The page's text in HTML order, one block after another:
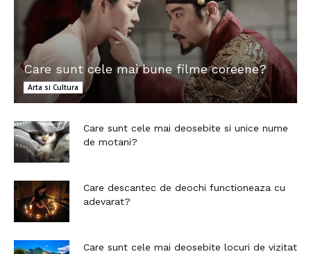
Care sunt cele mai bune filme coreene?
Arta si Cultura
Care sunt cele mai deosebite si unice nume
de motani?
Care descantec de deochi functioneaza cu
adevarat?
Care sunt cele mai deosebite locuri de vizitat